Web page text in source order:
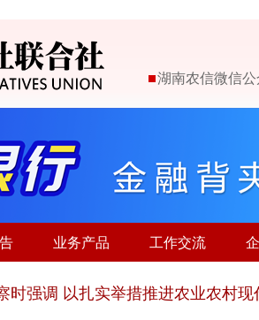
湖南农信微信
业务产品 工作交流
时强调 以扎实举措推进农业农村